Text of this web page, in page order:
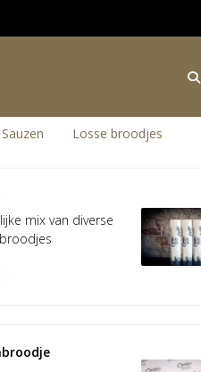
Sauzen Losse broodjes
mix van diverse